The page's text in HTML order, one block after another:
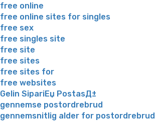
free online
free online sites for singles
free sex
free singles site
free site
free sites
free sites for
free websites
Gelin SipariЕџ PostasД±
gennemse postordrebrud
gennemsnitlig alder for postordrebrud